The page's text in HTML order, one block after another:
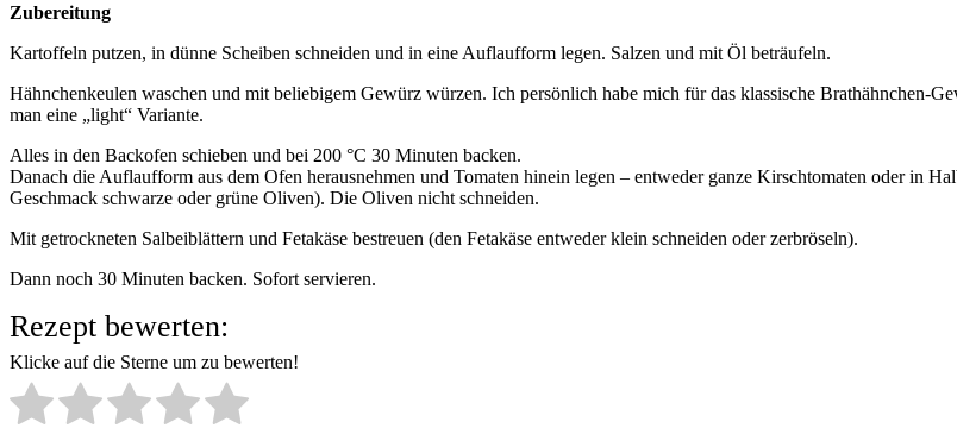
Zubereitung
Kartoffeln putzen, in dünne Scheiben schneiden und in eine Auflaufform legen. Salzen und mit Öl beträufeln.
Hähnchenkeulen waschen und mit beliebigem Gewürz würzen. Ich persönlich habe mich für das klassische Brathähnchen-
man eine „light“ Variante.
Alles in den Backofen schieben und bei 200 °C 30 Minuten backen.
Danach die Auflaufform aus dem Ofen herausnehmen und Tomaten hinein legen – entweder ganze Kirschtomaten oder in
Geschmack schwarze oder grüne Oliven). Die Oliven nicht schneiden.
Mit getrockneten Salbeiblättern und Fetakäse bestreuen (den Fetakäse entweder klein schneiden oder zerbröseln).
Dann noch 30 Minuten backen. Sofort servieren.
Rezept bewerten:
Klicke auf die Sterne um zu bewerten!